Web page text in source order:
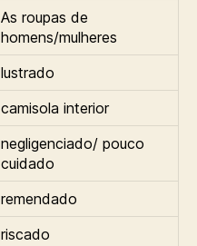
As roupas de
homens/mulheres
lustrado
camisola interior
negligenciado/ pouco
cuidado
remendado
riscado